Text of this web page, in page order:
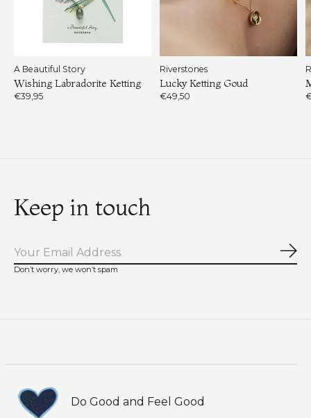
A Beautiful Story
Wishing Labradorite Ketting
€39,95
Riverstones
Lucky Ketting Goud
€49,50
Keep in touch
Don’t worry, we won’t spam
Do Good and Feel Good